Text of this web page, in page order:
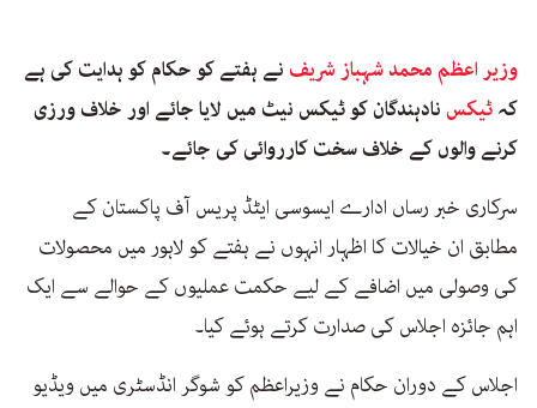
وزیر اعظم محمد شہباز شریفنے ہفتے کو حکام کو ہدایت کی ہے
کہٹیکسنادہندگان کو ٹیکس نیٹ میں لایا جائے اور خلاف ورزی
کرنے والوں کے خلاف سخت کارروائی کی جائے۔
سرکاری خبر رساں ادارے ایسوسی ایٹڈ پریس آف پاکستان کے
مطابق ان خیالات کا اظہار انہوں نے ہفتے کو لاہور میں محصولات
کی وصولی میں اضافے کے لیے حکمت عملیوں کے حوالے سے ایک
اہم جائزہ اجلاس کی صدارت کرتے ہوئے کیا۔
اجلاس کے دوران حکام نے وزیراعظم کو شوگر انڈسٹری میں ویڈیو